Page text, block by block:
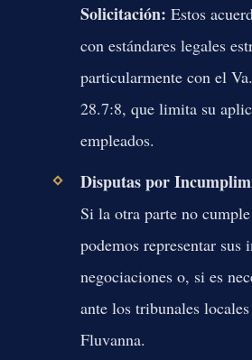
Solicitación: Estos
con estándares legales
particularmente con el
28.7:8, que limita su
empleados.
Disputas por
Si la otra parte no
podemos representar sus
negociaciones o, si es
ante los tribunales
Fluvanna.